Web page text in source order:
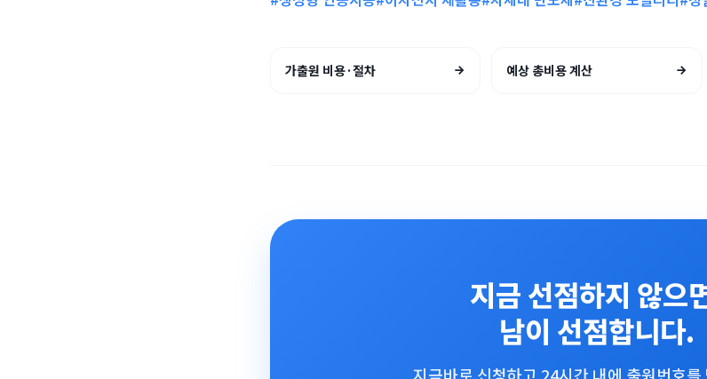
가출원 비용·절차 예상 총비용 계산
지금 선점하지 않으
남이 선점합니다.